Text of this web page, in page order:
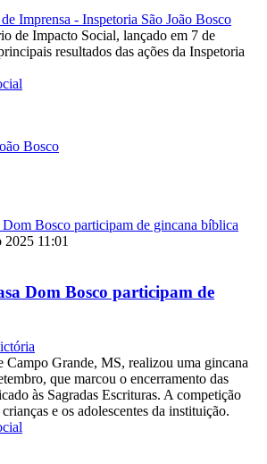
Imprensa - Inspetoria São João Bosco
de Impacto Social, lançado em 7 de
resultados das ações da Inspetoria
Bosco
2025 11:01
Dom Bosco participam de
Campo Grande, MS, realizou uma gincana
que marcou o encerramento das
às Sagradas Escrituras. A competição
e os adolescentes da instituição.